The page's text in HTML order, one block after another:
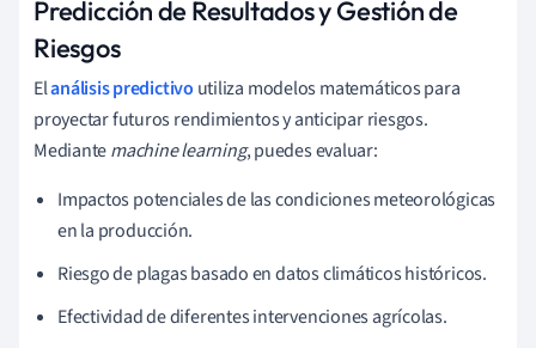
Predicción de Resultados y Gestión de
Riesgos
Elanálisis predictivo utiliza modelos matemáticos para
proyectar futuros rendimientos y anticipar riesgos.
Mediantemachine learning, puedes evaluar:
Impactos potenciales de las condiciones meteorológicas
en la producción.
Riesgo de plagas basado en datos climáticos históricos.
Efectividad de diferentes intervenciones agrícolas.